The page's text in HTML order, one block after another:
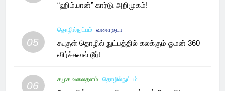
“ஹிம்யான்” கார்டு அறிமுகம்!
05
தொழில்நுட்பம் வளைகுடா
கூகுள் தொழில் நுட்பத்தில் கலக்கும் ஓமன் 360
விர்ச்சுவல் டூர்!
06
சமூக வலைதளம் தொழில்நுட்பம்